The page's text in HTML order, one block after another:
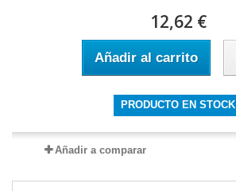
12,62 €
Añadir al carrito
PRODUCTO EN STOCK
Añadir a comparar